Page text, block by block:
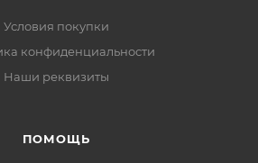
Условия покупки
конфиденциальности
Наши реквизиты
ПОМОЩЬ